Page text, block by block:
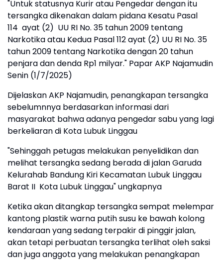
"Untuk statusnya Kurir atau Pengedar dengan itu
tersangka dikenakan dalam pidana Kesatu Pasal
114 ayat (2) UU RI No. 35 tahun 2009 tentang
Narkotika atau Kedua Pasal 112 ayat (2) UU RI No. 35
tahun 2009 tentang Narkotika dengan 20 tahun
penjara dan denda Rp1 milyar." Papar AKP Najamudin
Senin (1/7/2025)
Dijelaskan AKP Najamudin, penangkapan tersangka
sebelumnnya berdasarkan informasi dari
masyarakat bahwa adanya pengedar sabu yang lagi
berkeliaran di Kota Lubuk Linggau
"Sehinggah petugas melakukan penyelidikan dan
melihat tersangka sedang berada di jalan Garuda
Kelurahab Bandung Kiri Kecamatan Lubuk Linggau
Barat II Kota Lubuk Linggau" ungkapnya
Ketika akan ditangkap tersangka sempat melempar
kantong plastik warna putih susu ke bawah kolong
kendaraan yang sedang terpakir di pinggir jalan,
akan tetapi perbuatan tersangka terlihat oleh saksi
dan juga anggota yang melakukan penangkapan